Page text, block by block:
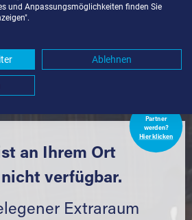
BERLIN-KOL. NEUER
mit Extraraum
Partner
werden?
Hier klicken
an Ihrem Ort
verfügbar.
Extraraum
und Anpassungsmöglichkeiten finden Sie
Ablehnen